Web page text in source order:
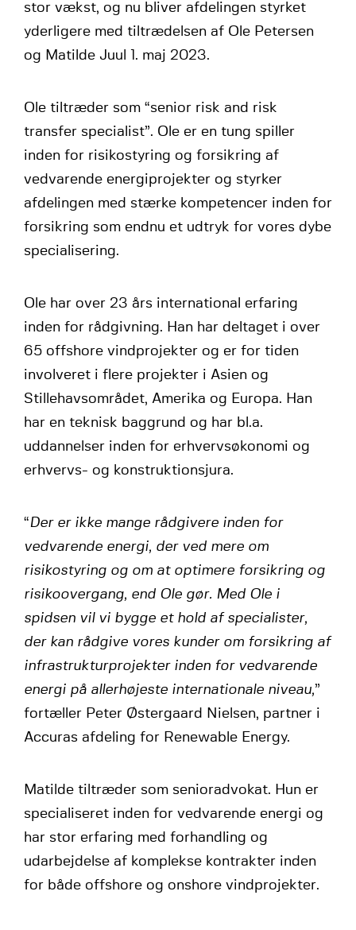
stor vækst, og nu bliver afdelingen styrket
yderligere med tiltrædelsen af Ole Petersen
og Matilde Juul 1. maj 2023.
Ole tiltræder som “senior risk and risk
transfer specialist”. Ole er en tung spiller
inden for risikostyring og forsikring af
vedvarende energiprojekter og styrker
afdelingen med stærke kompetencer inden for
forsikring som endnu et udtryk for vores dybe
specialisering.
Ole har over 23 års international erfaring
inden for rådgivning. Han har deltaget i over
65 offshore vindprojekter og er for tiden
involveret i flere projekter i Asien og
Stillehavsområdet, Amerika og Europa. Han
har en teknisk baggrund og har bl.a.
uddannelser inden for erhvervsøkonomi og
erhvervs- og konstruktionsjura.
“Der er ikke mange rådgivere inden for
vedvarende energi, der ved mere om
risikostyring og om at optimere forsikring og
risikoovergang, end Ole gør. Med Ole i
spidsen vil vi bygge et hold af specialister,
der kan rådgive vores kunder om forsikring af
infrastrukturprojekter inden for vedvarende
energi på allerhøjeste internationale niveau,”
fortæller Peter Østergaard Nielsen, partner i
Accuras afdeling for Renewable Energy.
Matilde tiltræder som senioradvokat. Hun er
specialiseret inden for vedvarende energi og
har stor erfaring med forhandling og
udarbejdelse af komplekse kontrakter inden
for både offshore og onshore vindprojekter.